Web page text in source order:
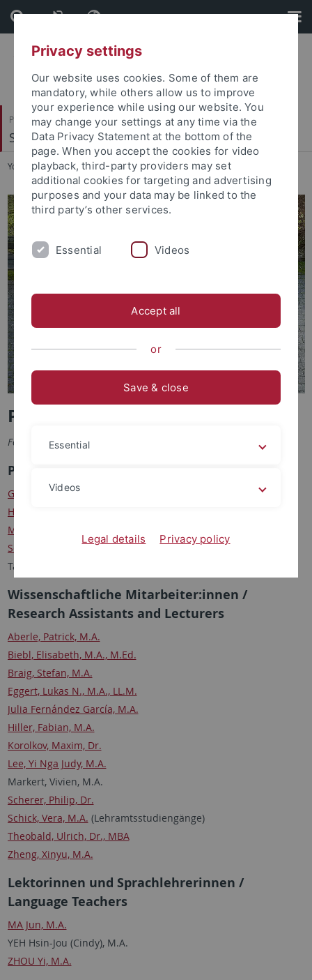
Skip
to
content
Skip
to
footer
Philosophische Fakultät
Sinologie
You are here: Startseite ... Personen
Personen / Staff
Foto: F. Albrecht
Professor:innen / Professors
Graf, Emily, Jun.-Prof. Dr.
HUANG Fei, Prof. Dr.
Mittag, Achim, Prof. Dr.
Schubert, Gunter, Prof. Dr.
Tamburo, Elisa, Jun.-Prof. Dr.
Wissenschaftliche Mitarbeiter:innen /
Research Assistants and Lecturers
Aberle, Patrick, M.A.
Biebl, Elisabeth, M.A., M.Ed.
Braig, Stefan, M.A.
Eggert, Lukas N., M.A., LL.M.
Julia Fernández García, M.A.
Hiller, Fabian, M.A.
Korolkov, Maxim, Dr.
Lee, Yi Nga Judy, M.A.
Markert, Vivien, M.A.
Scherer, Philip, Dr.
Schick, Vera, M.A. (Lehramtsstudiengänge)
Theobald, Ulrich, Dr., MBA
Zheng, Xinyu, M.A.
Lektorinnen und Sprachlehrerinnen /
Language Teachers
MA Jun, M.A.
YEH Hsin-Jou (Cindy), M.A.
ZHOU Yi, M.A.
Privacy settings
Our website uses cookies. Some of them are
mandatory, while others allow us to improve
your experience while using our website. You
may change your settings at any time via the
Data Privacy Statement at the bottom of the
page. When you accept the cookies for video
playback, third-party providers may set
additional cookies for targeting and advertising
purposes and your data may be linked to the
third party’s other services.
Essential Videos
Accept all
or
Save & close
Essential
Videos
Legal details Privacy policy